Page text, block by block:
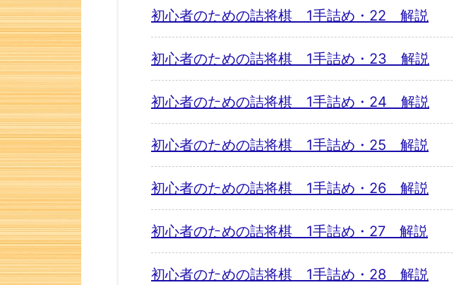
初心者のための詰将棋 1手詰め・22 解説
初心者のための詰将棋 1手詰め・23 解説
初心者のための詰将棋 1手詰め・24 解説
初心者のための詰将棋 1手詰め・25 解説
初心者のための詰将棋 1手詰め・26 解説
初心者のための詰将棋 1手詰め・27 解説
初心者のための詰将棋 1手詰め・28 解説